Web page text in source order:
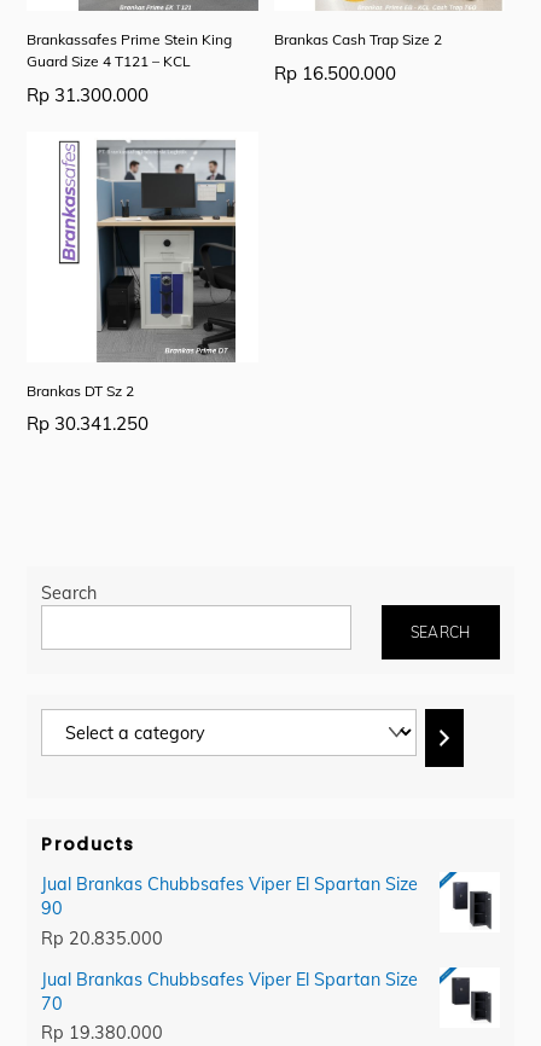
Brankassafes Prime Stein King
Guard Size 4 T121 – KCL
Rp 31.300.000
Brankas Cash Trap Size 2
Rp16.500.000
Brankas DT Sz 2
Rp 30.341.250
Search
SEARCH
Products
Jual Brankas Chubbsafes Viper El Spartan Size
90
Rp 20.835.000
Jual Brankas Chubbsafes Viper El Spartan Size
70
Rp 19.380.000